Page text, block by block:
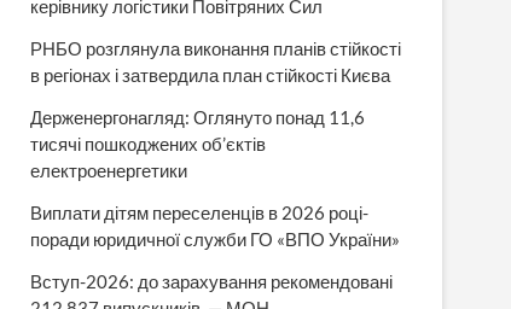
керівнику логістики Повітряних Сил
РНБО розглянула виконання планів стійкості
в регіонах і затвердила план стійкості Києва
Держенергонагляд: Оглянуто понад 11,6
тисячі пошкоджених об’єктів
електроенергетики
Виплати дітям переселенців в 2026 році-
поради юридичної служби ГО «ВПО України»
Вступ-2026: до зарахування рекомендовані